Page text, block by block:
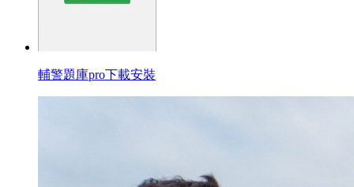
輔警題庫pro下載安裝